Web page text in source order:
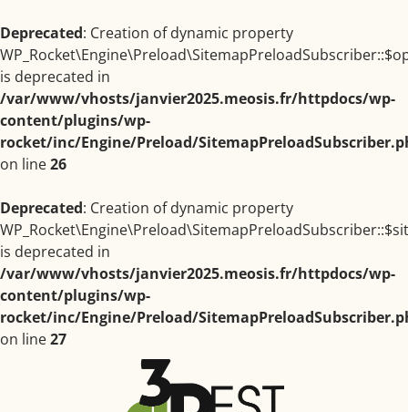
Deprecated: Creation of dynamic property
is deprecated in
/var/www/vhosts/janvier2025.meosis.fr/httpdocs/wp-
content/plugins/wp-
rocket/inc/Engine/Preload/
on line26
Deprecated: Creation of dynamic property
is deprecated in
/var/www/vhosts/janvier2025.meosis.fr/httpdocs/wp-
content/plugins/wp-
rocket/inc/Engine/Preload/
on line27